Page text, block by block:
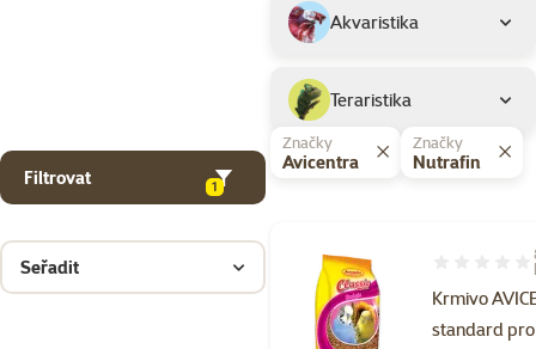
Akvaristika
Teraristika
Filtrovat 1
Značky
Avicentra
Značky
Nutrafin
Seřadit
Krmivo
standard
Hodnocení